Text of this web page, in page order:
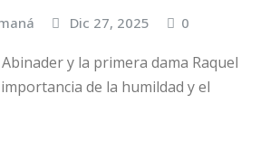
Dic 27, 2025 0
y la primera dama Raquel
de la humildad y el